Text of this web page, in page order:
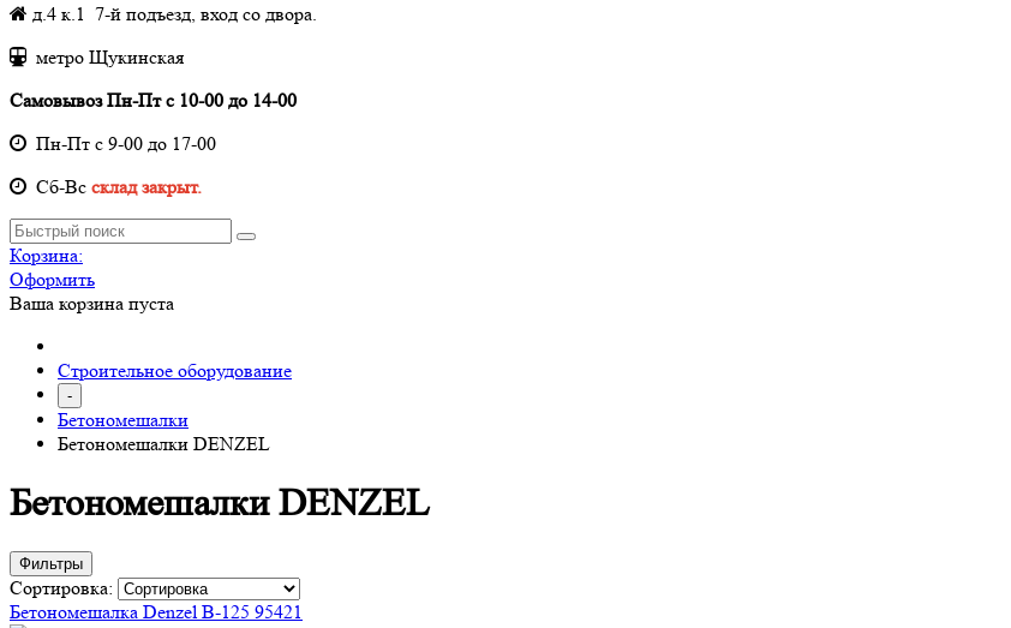
д.4 к.1 7-й подъезд, вход со двора.
метро Щукинская
Самовывоз Пн-Пт с 10-00 до 14-00
Пн-Пт с 9-00 до 17-00
Cб-Вс склад закрыт.
Корзина:
Оформить
Ваша корзина пуста
Строительное оборудование
-
Бетономешалки
Бетономешалки DENZEL
Бетономешалки DENZEL
Фильтры
Сортировка:
Бетономешалка Denzel B-125 95421